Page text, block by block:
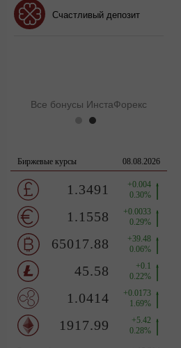
Счастливый депозит
Все бонусы ИнстаФорекс